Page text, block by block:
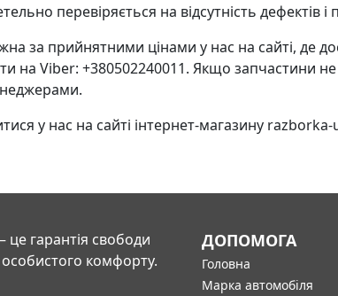
перевіряється на відсутність дефектів
за прийнятними цінами у нас на сайті, де
на Viber: +380502240011. Якщо запчастини
у нас на сайті інтернет-магазину razborka-
це гарантія свободи
комфорту.
ДОПОМОГА
Головна
Марка автомобіля